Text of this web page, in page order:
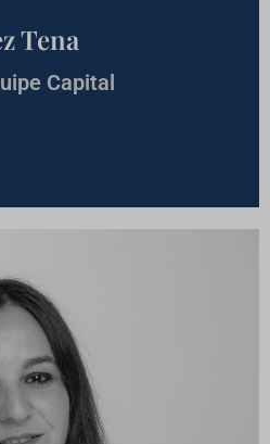
Tena
Capital